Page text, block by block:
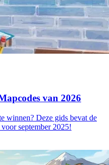
van 2026
winnen? Deze gids bevat de
september 2025!